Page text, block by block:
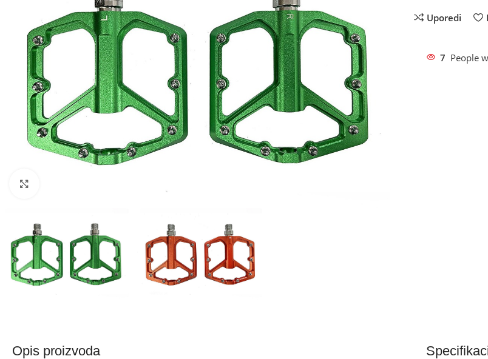
Uporedi
7 People
Opis proizvoda